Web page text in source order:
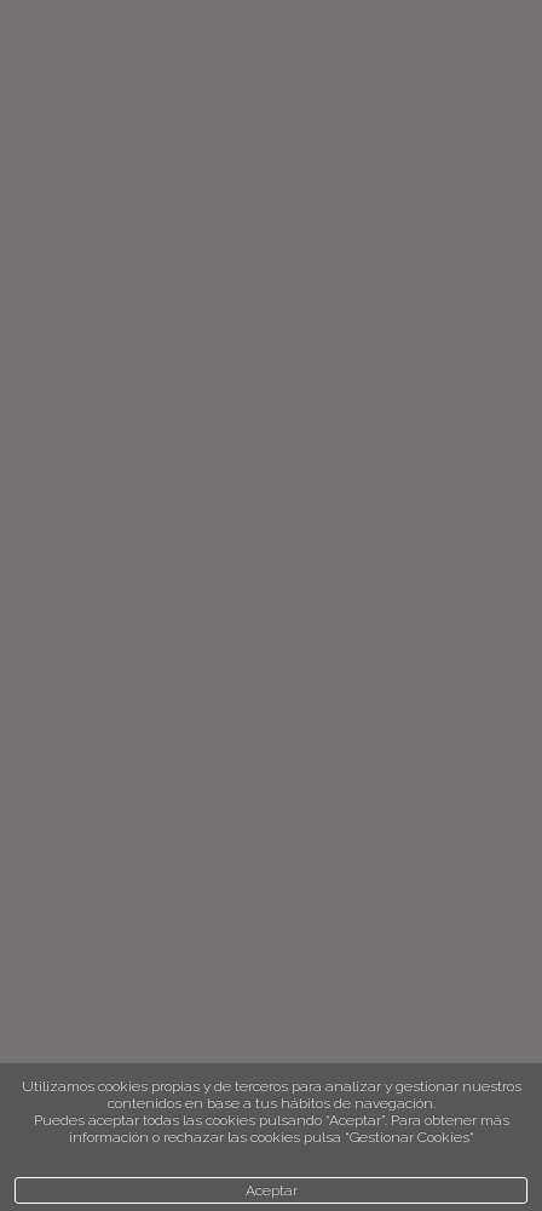
Utilizamos cookies propias y de terceros para analizar y gestionar nuestros
contenidos en base a tus hábitos de navegación.
Puedes aceptar todas las cookies pulsando “Aceptar”. Para obtener más
información o rechazar las cookies pulsa “Gestionar Cookies“
Aceptar